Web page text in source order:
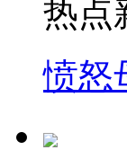
热点
愤怒